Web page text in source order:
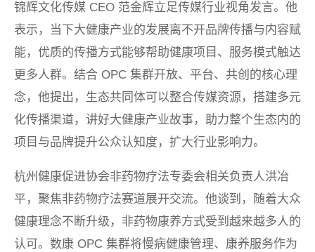
锦辉文化传媒 CEO 范金辉立足传媒行业视角发言。他
表示，当下大健康产业的发展离不开品牌传播与内容赋
能，优质的传播方式能够帮助健康项目、服务模式触达
更多人群。结合 OPC 集群开放、平台、共创的核心理
念，他提出，生态共同体可以整合传媒资源，搭建多元
化传播渠道，讲好大健康产业故事，助力整个生态内的
项目与品牌提升公众认知度，扩大行业影响力。
杭州健康促进协会非药物疗法专委会相关负责人洪冶
平，聚焦非药物疗法赛道展开交流。他谈到，随着大众
健康理念不断升级，非药物康养方式受到越来越多人的
认可。数康 OPC 集群将慢病健康管理、康养服务作为